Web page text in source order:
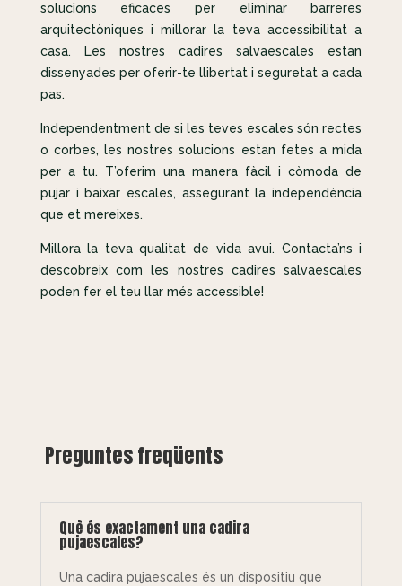
solucions eficaces per eliminar barreres
arquitectòniques i millorar la teva accessibilitat a
casa. Les nostres cadires salvaescales estan
dissenyades per oferir-te llibertat i seguretat a cada
pas.
Independentment de si les teves escales són rectes
o corbes, les nostres solucions estan fetes a mida
per a tu. T’oferim una manera fàcil i còmoda de
pujar i baixar escales, assegurant la independència
que et mereixes.
Millora la teva qualitat de vida avui. Contacta’ns i
descobreix com les nostres cadires salvaescales
poden fer el teu llar més accessible!
Preguntes freqüents
Què és exactament una cadira
pujaescales?
Una cadira pujaescales és un dispositiu que